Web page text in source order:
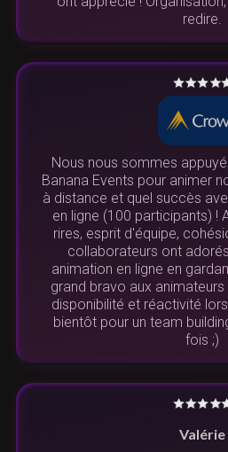
redire.
Nous nous sommes
Banana Events pour animer
à distance et quel succès
en ligne (100 participants) !
rires, esprit d'équipe,
collaborateurs ont
animation en ligne en
grand bravo aux
disponibilité et réactivité
bientôt pour un team
fois ;)
Valérie